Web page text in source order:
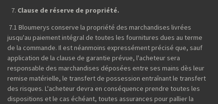
Clause de réserve de propriété.
7.1 Bloumerys conserve la propriété des marchandises livrées
jusqu'au paiement intégral de toutes les fournitures dues au terme
de la commande. Il est néanmoins expressément précisé que, sauf
application de la clause de garantie prévue, l'acheteur sera
responsable des marchandises déposées entre ses mains dès leur
remise matérielle, le transfert de possession entraînant le transfert
des risques. L'acheteur devra en conséquence prendre toutes les
dispositions et le cas échéant, toutes assurances pour pallier la